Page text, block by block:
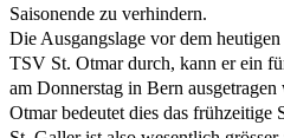
Saisonende zu verhindern.
Die Ausgangslage vor dem
TSV St. Otmar durch, kann er ein
am Donnerstag in Bern
Otmar bedeutet dies das frühzeitige